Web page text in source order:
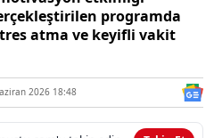
programda
atma ve keyifli vakit
2026 18:48